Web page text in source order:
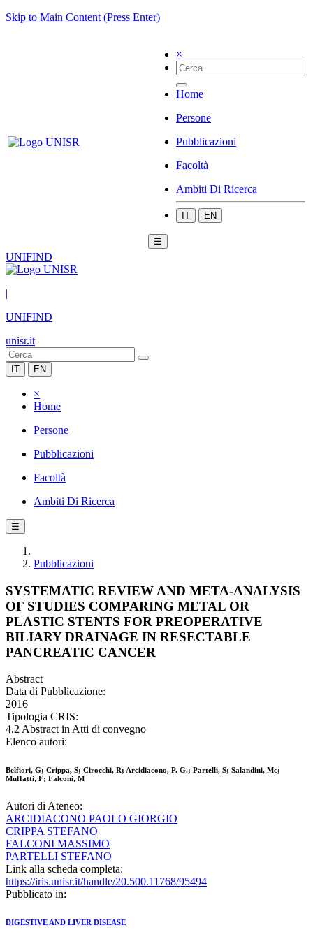
Skip to Main Content (Press Enter)
×
Home
Persone
Pubblicazioni
Facoltà
Ambiti Di Ricerca
IT EN
☰
UNIFIND
|
UNIFIND
unisr.it
IT EN
×
Home
Persone
Pubblicazioni
Facoltà
Ambiti Di Ricerca
☰
Pubblicazioni
SYSTEMATIC REVIEW AND META-ANALYSIS
OF STUDIES COMPARING METAL OR
PLASTIC STENTS FOR PREOPERATIVE
BILIARY DRAINAGE IN RESECTABLE
PANCREATIC CANCER
Abstract
Data di Pubblicazione:
2016
Tipologia CRIS:
4.2 Abstract in Atti di convegno
Elenco autori:
Belfiori, G; Crippa, S; Cirocchi, R; Arcidiacono, P. G.; Partelli, S; Salandini, Mc;
Muffatti, F; Falconi, M
Autori di Ateneo:
ARCIDIACONO PAOLO GIORGIO
CRIPPA STEFANO
FALCONI MASSIMO
PARTELLI STEFANO
Link alla scheda completa:
https://iris.unisr.it/handle/20.500.11768/95494
Pubblicato in:
DIGESTIVE AND LIVER DISEASE